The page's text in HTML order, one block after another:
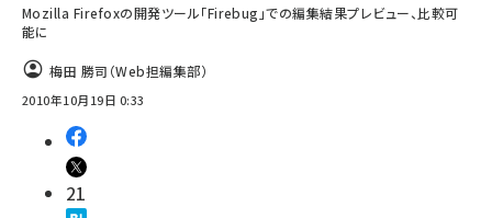
Mozilla Firefoxの開発ツール「Firebug」での編集結果プレビュー、比較可
能に
梅田 勝司（Web担編集部）
2010年10月19日 0:33
21